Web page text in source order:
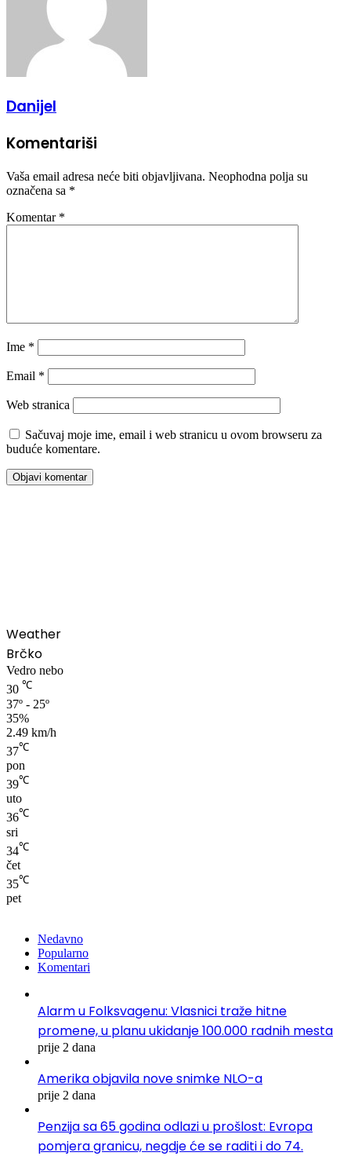
Danijel
Komentariši
Vaša email adresa neće biti objavljivana. Neophodna polja su
označena sa *
Komentar *
Ime *
Email *
Web stranica
Sačuvaj moje ime, email i web stranicu u ovom browseru za
buduće komentare.
Weather
Brčko
Vedro nebo
30 ℃
37º - 25º
35%
2.49 km/h
37℃
pon
39℃
uto
36℃
sri
34℃
čet
35℃
pet
Nedavno
Popularno
Komentari
Alarm u Folksvagenu: Vlasnici traže hitne
promene, u planu ukidanje 100.000 radnih mesta
prije 2 dana
Amerika objavila nove snimke NLO-a
prije 2 dana
Penzija sa 65 godina odlazi u prošlost: Evropa
pomjera granicu, negdje će se raditi i do 74.